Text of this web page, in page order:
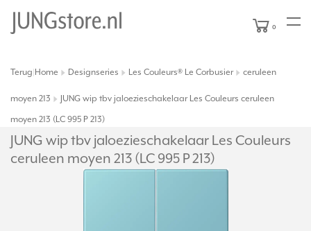
0
Terug Home Designseries Les Couleurs® Le Corbusier ceruleen
moyen 213
JUNG wip tbv jaloezieschakelaar Les Couleurs ceruleen
moyen 213 (LC 995 P 213)
JUNG wip tbv jaloezieschakelaar Les Couleurs
ceruleen moyen 213 (LC 995 P 213)